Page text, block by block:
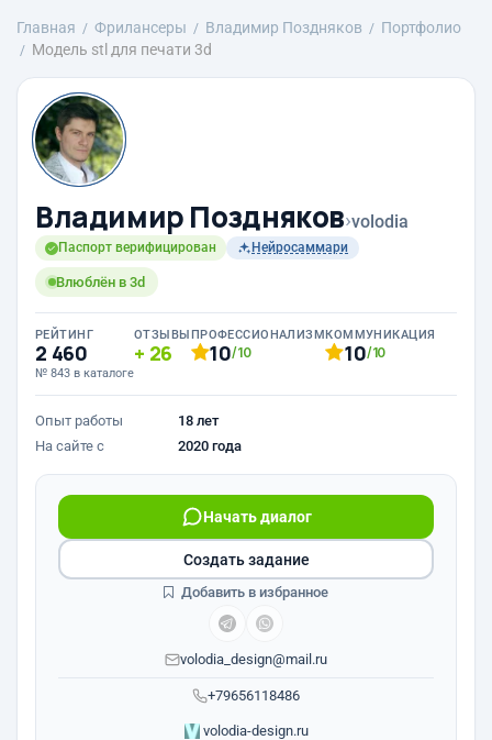
Главная Фрилансеры Владимир Поздняков
Портфолио
Модель stl для печати 3d
Владимир Поздняков›volodia
Паспорт верифицирован Нейросаммари
Влюблён в 3d
РЕЙТИНГ
2 460
№ 843 в каталоге
ОТЗЫВЫ
26
ПРОФЕССИОНАЛИЗМ
10/10
КОММУНИКАЦИЯ
10/10
Опыт работы
18 лет
На сайте с
2020 года
+79656118486
Начать диалог
volodia_design@mail.ru
volodia-design.ru
Создать задание
Добавить в избранное